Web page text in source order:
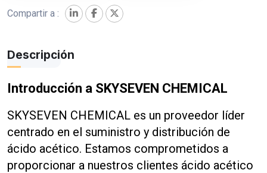
Compartir a :
Descripción
Introducción a SKYSEVEN CHEMICAL
SKYSEVEN CHEMICAL es un proveedor líder
centrado en el suministro y distribución de
ácido acético. Estamos comprometidos a
proporcionar a nuestros clientes ácido acético